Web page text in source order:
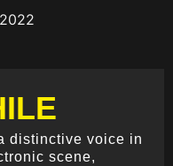
distinctive voice in
scene,